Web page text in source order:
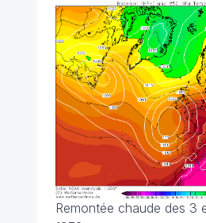
Remontée chaude des 3